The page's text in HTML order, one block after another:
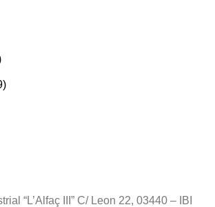
9
“L’Alfaç III” C/ Leon 22, 03440 – IBI